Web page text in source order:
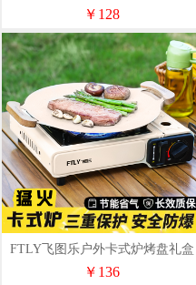
TBB0200
￥128
FTLY飞图乐户外卡式炉烤盘礼盒
套装KSL00T
￥136